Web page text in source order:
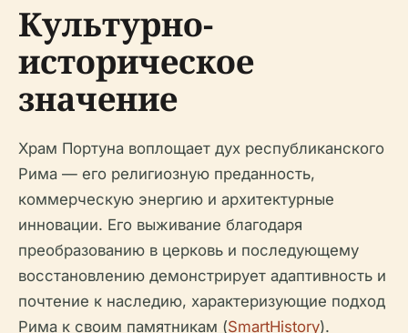
Культурно-
историческое
значение
Храм Портуна воплощает дух республиканского
Рима — его религиозную преданность,
коммерческую энергию и архитектурные
инновации. Его выживание благодаря
преобразованию в церковь и последующему
восстановлению демонстрирует адаптивность и
почтение к наследию, характеризующие подход
Рима к своим памятникам (SmartHistory).